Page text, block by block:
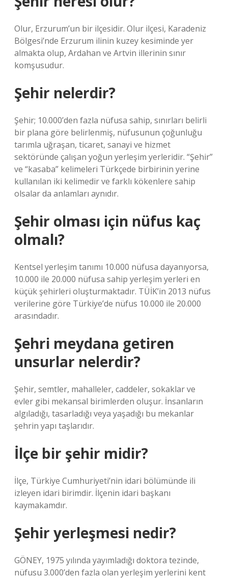
Olur, Erzurum’un bir ilçesidir. Olur ilçesi, Karadeniz
Bölgesi’nde Erzurum ilinin kuzey kesiminde yer
almakta olup, Ardahan ve Artvin illerinin sınır
komşusudur.
Şehir nelerdir?
Şehir; 10.000’den fazla nüfusa sahip, sınırları belirli
bir plana göre belirlenmiş, nüfusunun çoğunluğu
tarımla uğraşan, ticaret, sanayi ve hizmet
sektöründe çalışan yoğun yerleşim yerleridir. “Şehir”
ve “kasaba” kelimeleri Türkçede birbirinin yerine
kullanılan iki kelimedir ve farklı kökenlere sahip
olsalar da anlamları aynıdır.
Şehir olması için nüfus kaç
olmalı?
Kentsel yerleşim tanımı 10.000 nüfusa dayanıyorsa,
10.000 ile 20.000 nüfusa sahip yerleşim yerleri en
küçük şehirleri oluşturmaktadır. TÜİK’in 2013 nüfus
verilerine göre Türkiye’de nüfus 10.000 ile 20.000
arasındadır.
Şehri meydana getiren
unsurlar nelerdir?
Şehir, semtler, mahalleler, caddeler, sokaklar ve
evler gibi mekansal birimlerden oluşur. İnsanların
algıladığı, tasarladığı veya yaşadığı bu mekanlar
şehrin yapı taşlarıdır.
İlçe bir şehir midir?
İlçe, Türkiye Cumhuriyeti’nin idari bölümünde ili
izleyen idari birimdir. İlçenin idari başkanı
kaymakamdır.
Şehir yerleşmesi nedir?
GÖNEY, 1975 yılında yayımladığı doktora tezinde,
nüfusu 3.000’den fazla olan yerleşim yerlerini kent